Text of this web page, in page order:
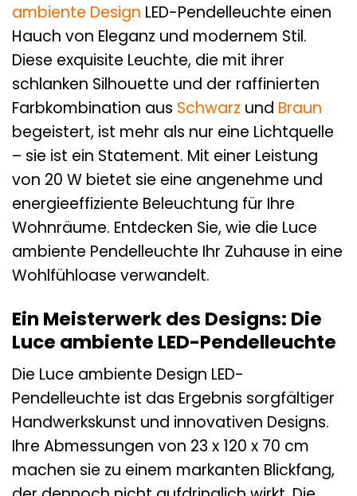
ambiente Design LED-Pendelleuchte einen
Hauch von Eleganz und modernem Stil.
Diese exquisite Leuchte, die mit ihrer
schlanken Silhouette und der raffinierten
Farbkombination aus Schwarz und Braun
begeistert, ist mehr als nur eine Lichtquelle
– sie ist ein Statement. Mit einer Leistung
von 20 W bietet sie eine angenehme und
energieeffiziente Beleuchtung für Ihre
Wohnräume. Entdecken Sie, wie die Luce
ambiente Pendelleuchte Ihr Zuhause in eine
Wohlfühloase verwandelt.
Ein Meisterwerk des Designs: Die
Luce ambiente LED-Pendelleuchte
Die Luce ambiente Design LED-
Pendelleuchte ist das Ergebnis sorgfältiger
Handwerkskunst und innovativen Designs.
Ihre Abmessungen von 23 x 120 x 70 cm
machen sie zu einem markanten Blickfang,